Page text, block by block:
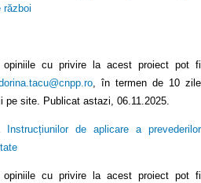
război
cu privire la acest proiect pot fi
, în termen de 10 zile
site. Publicat astazi, 06.11.2025.
de aplicare a prevederilor
cu privire la acest proiect pot fi